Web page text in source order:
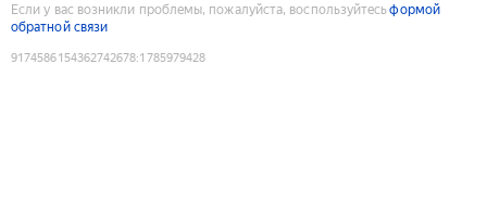
Если у вас возникли проблемы, пожалуйста, воспользуйтесьформой
обратной связи
9174586154362742678:1785979428